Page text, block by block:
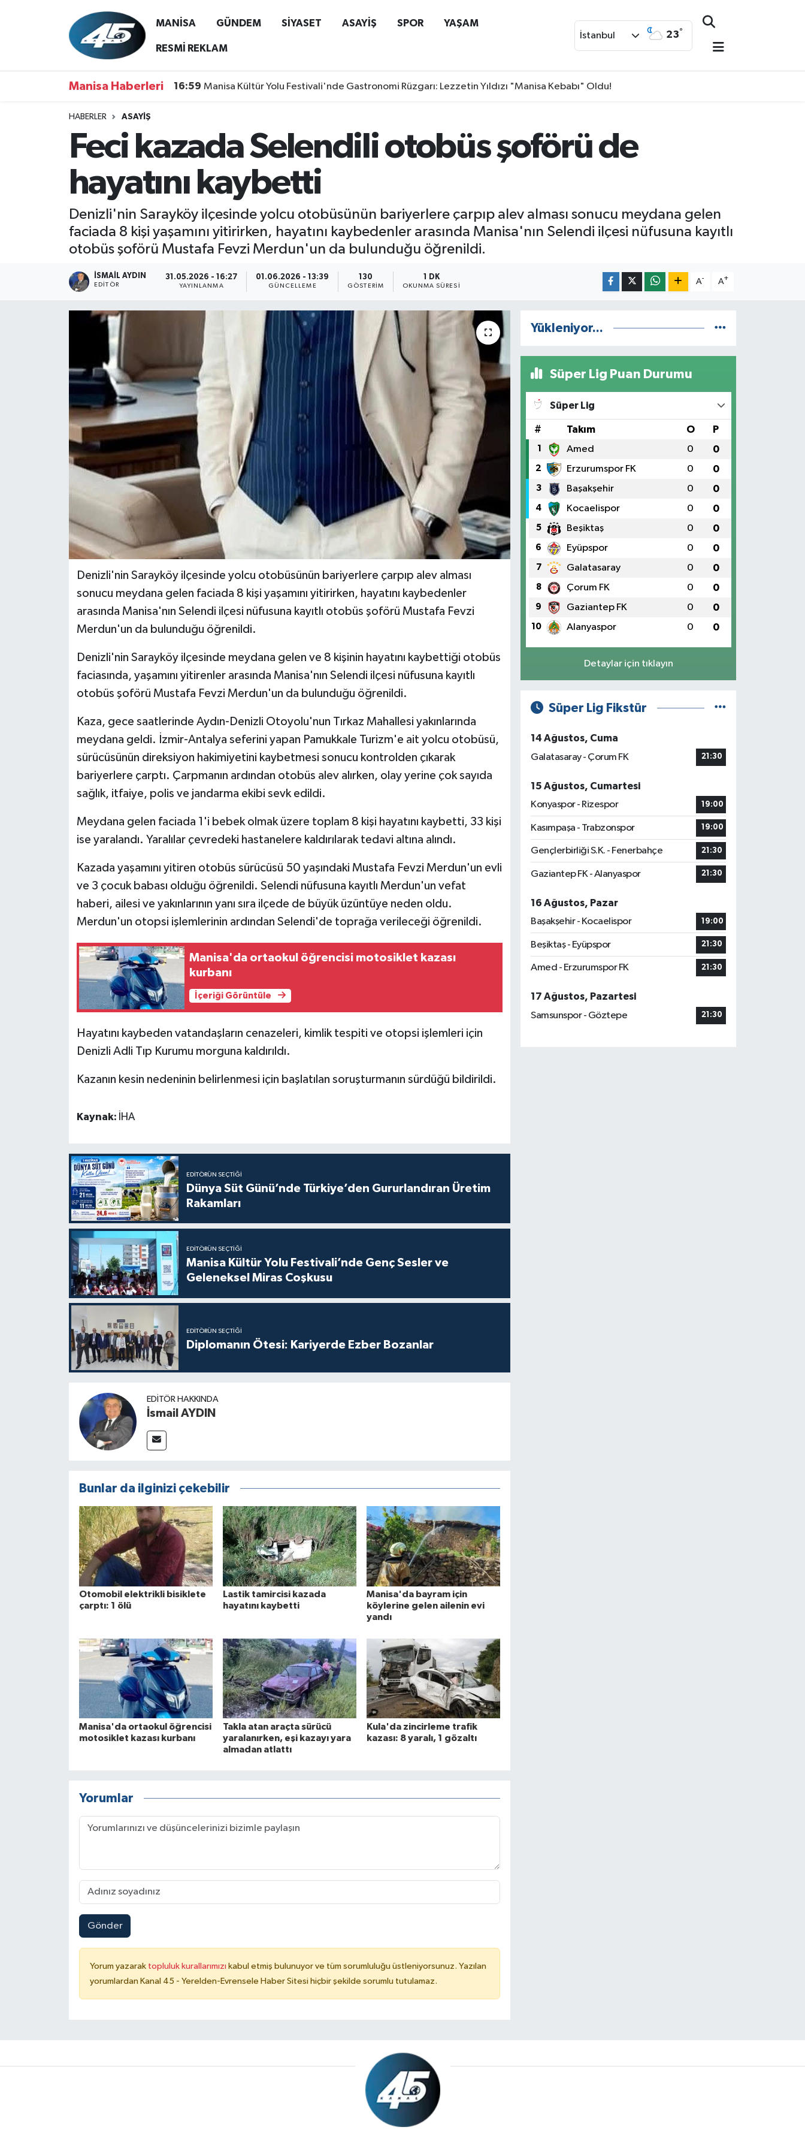
MANİSA GÜNDEM SİYASET ASAYİŞ SPOR YAŞAM
RESMİ REKLAM
İstanbul 23°
Manisa Haberleri 16:59 Manisa Kültür Yolu Festivali'nde Gastronomi Rüzgarı: Lezzetin Yıldızı "Manisa Kebabı" Oldu!
HABERLER ASAYİŞ
Feci kazada Selendili otobüs şoförü de
hayatını kaybetti
Denizli'nin Sarayköy ilçesinde yolcu otobüsünün bariyerlere çarpıp alev alması sonucu meydana gelen
faciada 8 kişi yaşamını yitirirken, hayatını kaybedenler arasında Manisa'nın Selendi ilçesi nüfusuna kayıtlı
otobüs şoförü Mustafa Fevzi Merdun'un da bulunduğu öğrenildi.
İSMAIL AYDIN
EDITÖR
31.05.2026 - 16:27
YAYINLANMA
01.06.2026 - 13:39
GÜNCELLEME
130
GÖSTERIM
1 DK
OKUNMA SÜRESI
A- A+
Denizli'nin Sarayköy ilçesinde yolcu otobüsünün bariyerlere çarpıp alev alması
sonucu meydana gelen faciada 8 kişi yaşamını yitirirken, hayatını kaybedenler
arasında Manisa'nın Selendi ilçesi nüfusuna kayıtlı otobüs şoförü Mustafa Fevzi
Merdun'un da bulunduğu öğrenildi.
Denizli'nin Sarayköy ilçesinde meydana gelen ve 8 kişinin hayatını kaybettiği otobüs
faciasında, yaşamını yitirenler arasında Manisa'nın Selendi ilçesi nüfusuna kayıtlı
otobüs şoförü Mustafa Fevzi Merdun'un da bulunduğu öğrenildi.
Kaza, gece saatlerinde Aydın-Denizli Otoyolu'nun Tırkaz Mahallesi yakınlarında
meydana geldi. İzmir-Antalya seferini yapan Pamukkale Turizm'e ait yolcu otobüsü,
sürücüsünün direksiyon hakimiyetini kaybetmesi sonucu kontrolden çıkarak
bariyerlere çarptı. Çarpmanın ardından otobüs alev alırken, olay yerine çok sayıda
sağlık, itfaiye, polis ve jandarma ekibi sevk edildi.
Meydana gelen faciada 1'i bebek olmak üzere toplam 8 kişi hayatını kaybetti, 33 kişi
ise yaralandı. Yaralılar çevredeki hastanelere kaldırılarak tedavi altına alındı.
Kazada yaşamını yitiren otobüs sürücüsü 50 yaşındaki Mustafa Fevzi Merdun'un evli
ve 3 çocuk babası olduğu öğrenildi. Selendi nüfusuna kayıtlı Merdun'un vefat
haberi, ailesi ve yakınlarının yanı sıra ilçede de büyük üzüntüye neden oldu.
Merdun'un otopsi işlemlerinin ardından Selendi'de toprağa verileceği öğrenildi.
Manisa'da ortaokul öğrencisi motosiklet kazası
kurbanı
İçeriği Görüntüle
Hayatını kaybeden vatandaşların cenazeleri, kimlik tespiti ve otopsi işlemleri için
Denizli Adli Tıp Kurumu morguna kaldırıldı.
Kazanın kesin nedeninin belirlenmesi için başlatılan soruşturmanın sürdüğü bildirildi.
Kaynak: İHA
EDITÖRÜN SEÇTIĞI
Dünya Süt Günü’nde Türkiye’den Gururlandıran Üretim
Rakamları
EDITÖRÜN SEÇTIĞI
Manisa Kültür Yolu Festivali’nde Genç Sesler ve
Geleneksel Miras Coşkusu
EDITÖRÜN SEÇTIĞI
Diplomanın Ötesi: Kariyerde Ezber Bozanlar
EDITÖR HAKKINDA
İsmail AYDIN
Bunlar da ilginizi çekebilir
Otomobil elektrikli bisiklete
çarptı: 1 ölü
Lastik tamircisi kazada
hayatını kaybetti
Manisa'da bayram için
köylerine gelen ailenin evi
yandı
Manisa'da ortaokul öğrencisi
motosiklet kazası kurbanı
Takla atan araçta sürücü
yaralanırken, eşi kazayı yara
almadan atlattı
Kula'da zincirleme trafik
kazası: 8 yaralı, 1 gözaltı
Yorumlar
Gönder
Yorum yazarak topluluk kurallarımızı kabul etmiş bulunuyor ve tüm sorumluluğu üstleniyorsunuz. Yazılan
yorumlardan Kanal 45 - Yerelden-Evrensele Haber Sitesi hiçbir şekilde sorumlu tutulamaz.
Yükleniyor...
Süper Lig Puan Durumu
Süper Lig
# Takım O P
1 Amed 0 0
2 Erzurumspor FK 0 0
3 Başakşehir 0 0
4 Kocaelispor 0 0
5 Beşiktaş 0 0
6 Eyüpspor 0 0
7 Galatasaray 0 0
8 Çorum FK 0 0
9 Gaziantep FK 0 0
10 Alanyaspor 0 0
Detaylar için tıklayın
Süper Lig Fikstür
14 Ağustos, Cuma
Galatasaray - Çorum FK
21:30
15 Ağustos, Cumartesi
Konyaspor - Rizespor
19:00
Kasımpaşa - Trabzonspor 19:00
Gençlerbirliği S.K. - Fenerbahçe 21:30
Gaziantep FK - Alanyaspor 21:30
16 Ağustos, Pazar
Başakşehir - Kocaelispor
19:00
Beşiktaş - Eyüpspor 21:30
Amed - Erzurumspor FK 21:30
17 Ağustos, Pazartesi
Samsunspor - Göztepe
21:30
MANİSA
RESMİ REKLAM
Hava Durumu
Tüm Manşetler
Son Dakika Haberleri